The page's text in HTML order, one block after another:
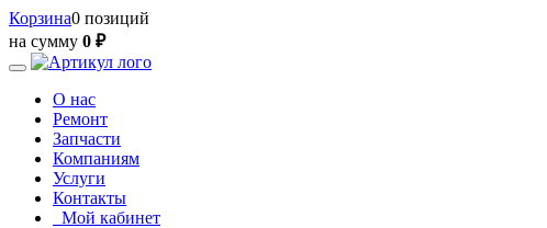
Корзина0 позиций
на сумму 0 ₽
О нас
Ремонт
Запчасти
Компаниям
Услуги
Контакты
Мой кабинет